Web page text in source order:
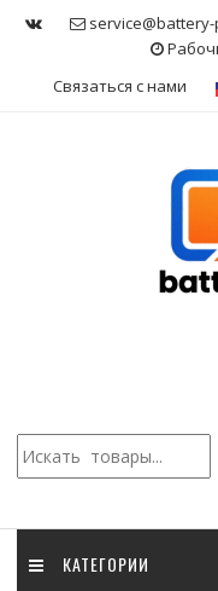
Связаться с нами
КАТЕГОРИИ